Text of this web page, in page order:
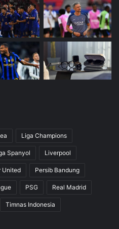
Liga Champions
Spanyol Liverpool
United Persib Bandung
PSG Real Madrid
Timnas Indonesia